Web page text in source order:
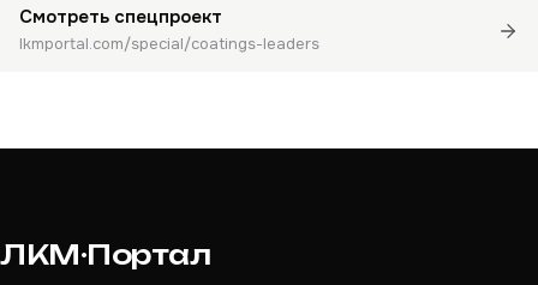
Смотреть спецпроект
lkmportal.com/special/coatings-leaders
ЛКМ·Портал